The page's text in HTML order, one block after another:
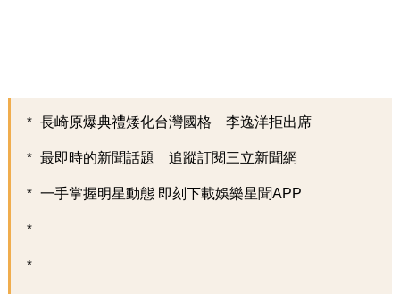
長崎原爆典禮矮化台灣國格 李逸洋拒出席
最即時的新聞話題 追蹤訂閱三立新聞網
一手掌握明星動態 即刻下載娛樂星聞APP